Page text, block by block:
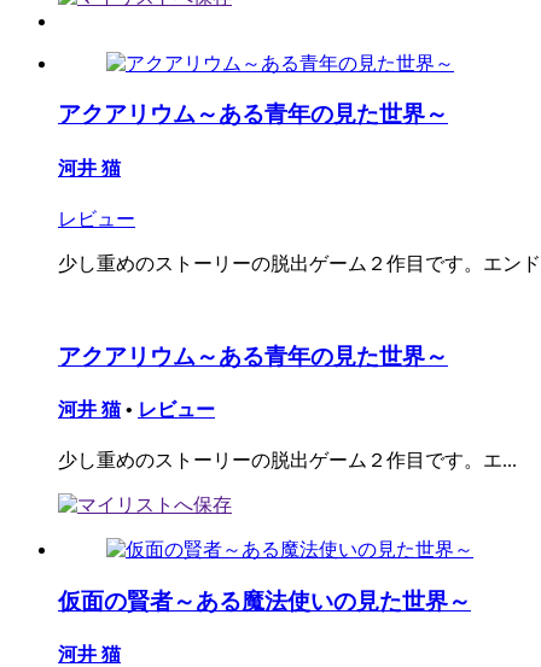
アクアリウム～ある青年の見た世界～
河井 猫
レビュー
少し重めのストーリーの脱出ゲーム２作目です。エン
アクアリウム～ある青年の見た世界～
河井 猫 • レビュー
少し重めのストーリーの脱出ゲーム２作目です。エ...
仮面の賢者～ある魔法使いの見た世界～
河井 猫